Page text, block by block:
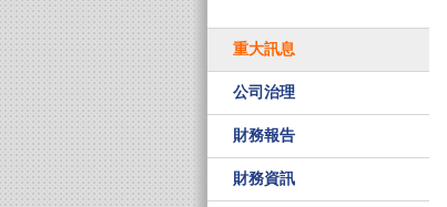
重大訊息
公司治理
財務報告
財務資訊